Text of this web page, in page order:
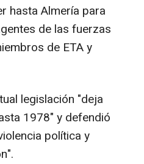
hasta Almería para
de las fuerzas
de ETA y
legislación "deja
1978" y defendió
política y